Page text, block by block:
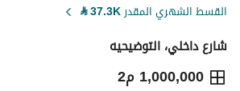
القسط الشهري المقدر37.3K
⃁
شارع داخلي، التوضيحيه
1,000,000 م2
⃁
5,750,000